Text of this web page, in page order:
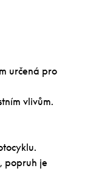
určená pro
vlivům.
popruh je